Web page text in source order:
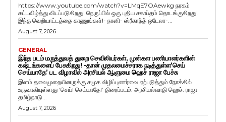
https://www.youtube.com/watch?v=LMqE7OAewkg நரகம்
கட்டவிழ்த்து விடப்படுகிறது! நெருப்பில் ஒரு புதிய சகாப்தம் தொடங்குகிறது!
இந்த வெறியாட்டத்தை காணுங்கள்!- நானி- ஸ்ரீகாந்த் ஒடேலா-...
August 7, 2026
GENERAL
இந்த படம் மருத்துவத் துறை செவிலியர்கள், முன்கள பணியாளர்களின்
கஷ்டங்களைப் பேசுகிறது! -தான் முதலமைச்சராக நடித்துள்ள’செய்
செய்யாதே’ பட விழாவில் அரசியல் ஆளுமை ஹெச் ராஜா பேச்சு
இளம் தலைமுறையினருக்கு சமூக விழிப்புணர்வை ஏற்படுத்தும் நோக்கில்
உருவாகியுள்ளது ‘செய்! செய்யாதே!’ திரைப்படம். அரசியல்வாதி ஹெச். ராஜா
தமிழ்நாடு...
August 7, 2026